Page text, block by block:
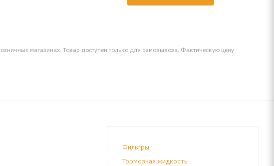
магазинах. Товар доступен только для самовывоза. Фактическую цену
Фильтры
Тормозная жидкость